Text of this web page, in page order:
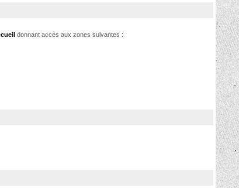
donnant accès aux zones suivantes :